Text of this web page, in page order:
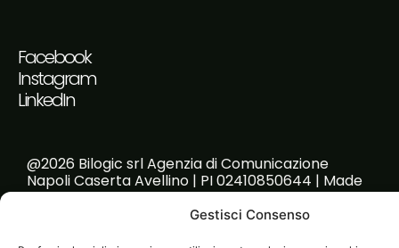
Gestisci Consenso
Facebook
Instagram
LinkedIn
@2026 Bilogic srl Agenzia di Comunicazione
Napoli Caserta Avellino | PI 02410850644 | Made
with passion!